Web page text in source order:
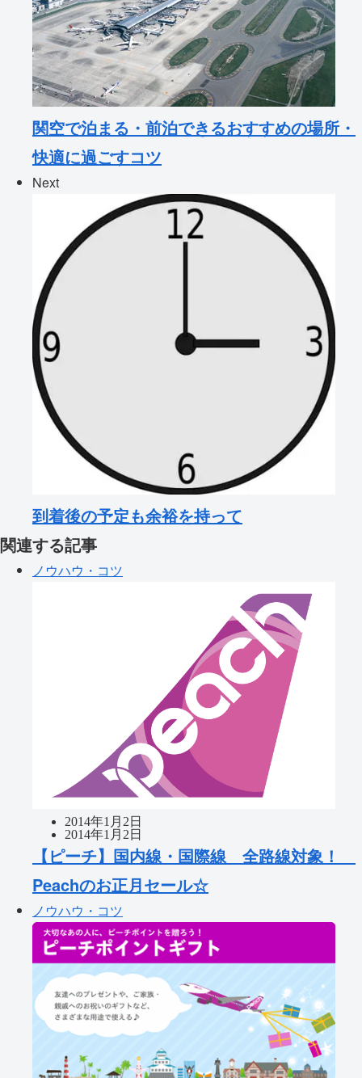
関空で泊まる・前泊できるおすすめの場所・
快適に過ごすコツ
Next
到着後の予定も余裕を持って
関連する記事
ノウハウ・コツ
2014年1月2日
2014年1月2日
【ピーチ】国内線・国際線 全路線対象！
Peachのお正月セール☆
ノウハウ・コツ